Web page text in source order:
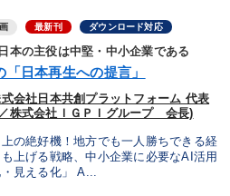
戦略・経営実務
の姿勢を学びたい
最新刊 ダウンロード対応
本の主役は中堅・中小企業である
「日本再生への提言」
会社日本共創プラットフォーム 代表
株式会社ＩＧＰＩグループ 会長)
の絶好機！地方でも一人勝ちできる経
上げる戦略、中小企業に必要なAI活用
見える化」 A...